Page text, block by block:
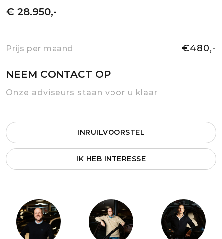
€ 28.950,-
Prijs per maand €480,-
NEEM CONTACT OP
Onze adviseurs staan voor u klaar
INRUILVOORSTEL
IK HEB INTERESSE